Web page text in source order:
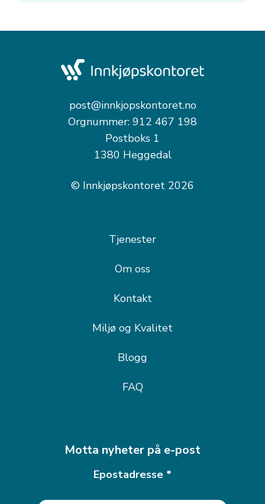
post@innkjopskontoret.no
Orgnummer: 912 467 198
Postboks 1
1380 Heggedal
© Innkjøpskontoret 2026
Tjenester
Om oss
Kontakt
Miljø og Kvalitet
Blogg
FAQ
Motta nyheter på e-post
Epostadresse *